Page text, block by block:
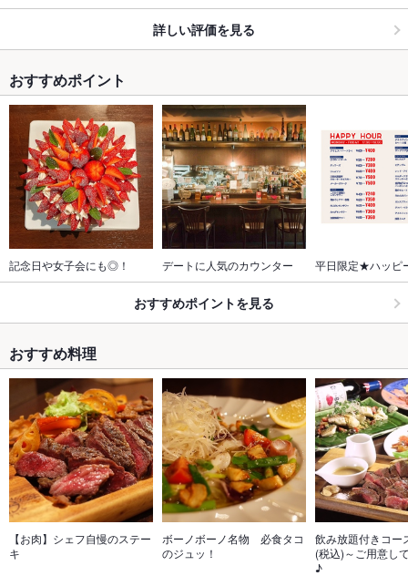
詳しい評価を見る
おすすめポイント
記念日や女子会にも◎！ デートに人気のカウンター 平日限定★ハッピ
おすすめポイントを見る
おすすめ料理
【お肉】シェフ自慢のステー
キ
ボーノボーノ名物　必食タコ
のジュッ！
飲み放題付きコー
(税込)～ご用意し
♪